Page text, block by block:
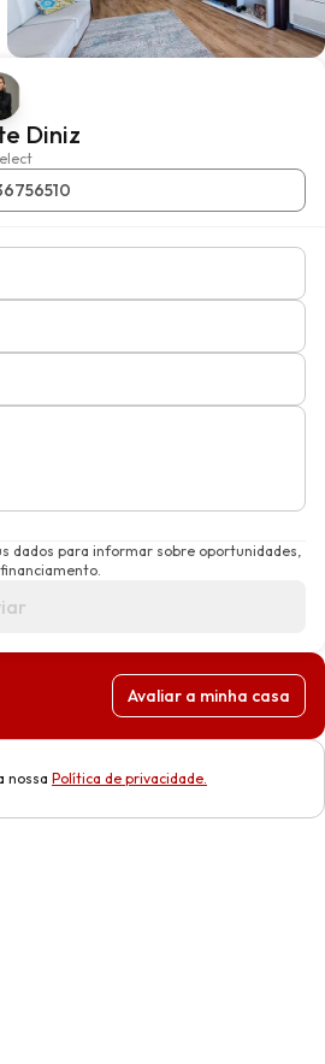
Diniz
dados para informar sobre oportunidades,
Avaliar a minha casa
nossa Política de privacidade.